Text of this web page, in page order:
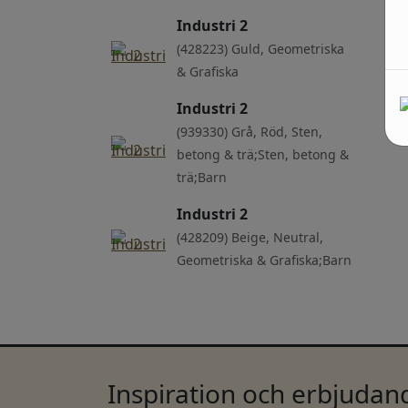
Industri 2
(428223) Guld, Geometriska
& Grafiska
Industri 2
(939330) Grå, Röd, Sten,
betong & trä;Sten, betong &
trä;Barn
Industri 2
(428209) Beige, Neutral,
Geometriska & Grafiska;Barn
Inspiration och